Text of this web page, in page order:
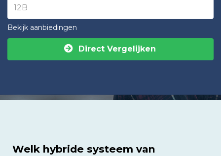
Bekijk aanbiedingen
Direct Vergelijken
Welk hybride systeem van